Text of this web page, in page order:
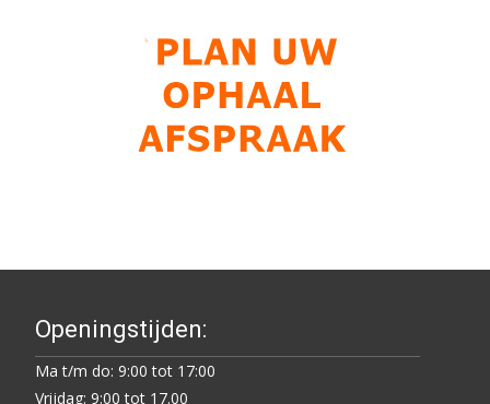
Openingstijden:
Ma t/m do: 9:00 tot 17:00
Vrijdag: 9:00 tot 17.00